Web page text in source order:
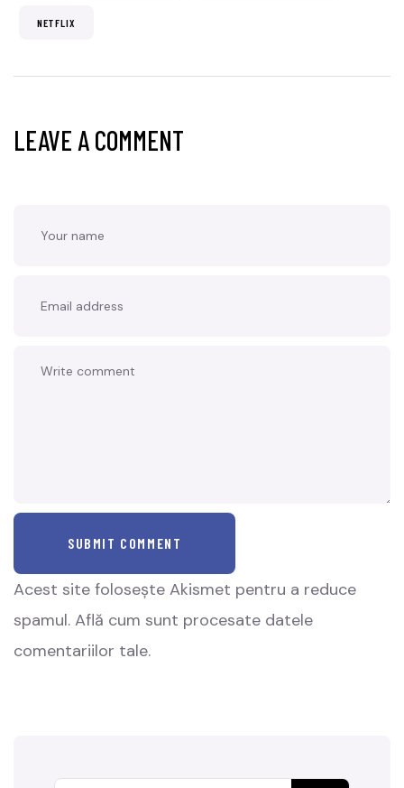
NETFLIX
LEAVE A COMMENT
SUBMIT COMMENT
Acest site folosește Akismet pentru a reduce
spamul. Află cum sunt procesate datele
comentariilor tale.